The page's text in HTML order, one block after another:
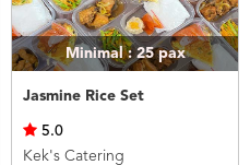
Minimal : 25pax
Jasmine Rice Set
5.0
Kek's Catering